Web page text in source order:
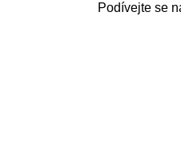
Podívejte se